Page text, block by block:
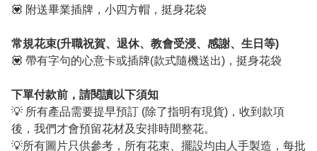
💟 附送畢業插牌，小四方帽，挺身花袋
常規花束(升職祝賀、退休、教會受浸、感謝、生日等)
💟 帶有字句的心意卡或插牌(款式隨機送出)，挺身花袋
下單付款前，請閱讀以下須知
💡 所有產品需要提早預訂 (除了指明有現貨)，收到款項
後，我們才會預留花材及安排時間整花。
💡所有圖片只供參考，所有花束、擺設均由人手製造，每批